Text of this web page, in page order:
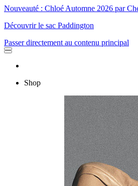
Nouveauté : Chloé Automne 2026 par
Découvrir le sac Paddington
Passer directement au contenu principal
Shop